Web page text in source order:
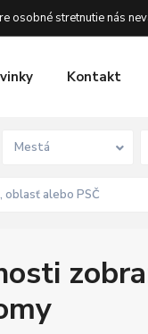
osobné stretnutie nás
Kontakt
Mestá